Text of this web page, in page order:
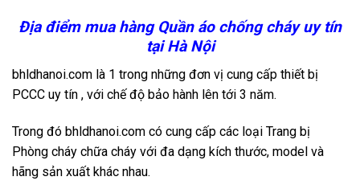
Địa điểm mua hàng Quần áo chống cháy uy tín
tại Hà Nội
bhldhanoi.com là 1 trong những đơn vị cung cấp thiết bị
PCCC uy tín , với chế độ bảo hành lên tới 3 năm.
Trong đó bhldhanoi.com có cung cấp các loại Trang bị
Phòng cháy chữa cháy với đa dạng kích thước, model và
hãng sản xuất khác nhau.